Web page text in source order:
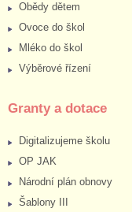
Obědy dětem
Ovoce do škol
Mléko do škol
Výběrové řízení
Granty a dotace
Digitalizujeme školu
OP JAK
Národní plán obnovy
Šablony III